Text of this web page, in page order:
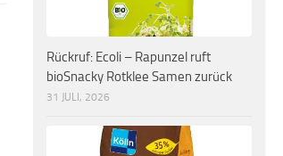
Rückruf: Ecoli – Rapunzel ruft
bioSnacky Rotklee Samen zurück
31 JULI, 2026